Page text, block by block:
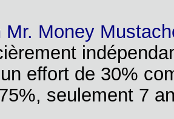
Mr. Money
effort de 30%
seulement 7